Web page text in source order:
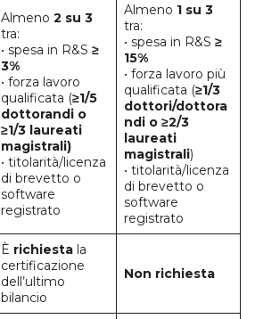
Almeno 2 su 3
tra:
• spesa in R&S ≥
3%
• forza lavoro
qualificata (≥1/5
dottorandi o
≥1/3 laureati
magistrali)
• titolarità/licenza
di brevetto o
software
registrato
Almeno 1 su 3
tra:
• spesa in R&S ≥
15%
• forza lavoro più
qualificata (≥1/3
dottori/dottora
ndi o ≥2/3
laureati
magistrali)
• titolarità/licenza
di brevetto o
software
registrato
È richiesta la
certificazione
dell’ultimo
bilancio
Non richiesta